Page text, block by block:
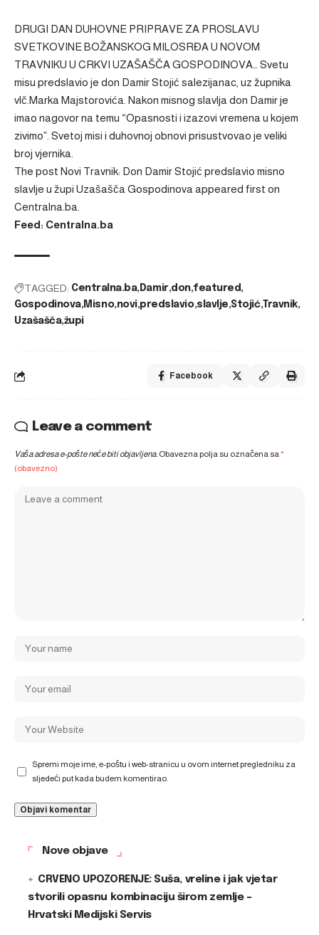
DRUGI DAN DUHOVNE PRIPRAVE ZA PROSLAVU
SVETKOVINE BOŽANSKOG MILOSRĐA U NOVOM
TRAVNIKU U CRKVI UZAŠAŠČA GOSPODINOVA… Svetu
misu predslavio je don Damir Stojić salezijanac, uz župnika
vlč.Marka Majstorovića. Nakon misnog slavlja don Damir je
imao nagovor na temu “Opasnosti i izazovi vremena u kojem
zivimo”. Svetoj misi i duhovnoj obnovi prisustvovao je veliki
broj vjernika.
The post Novi Travnik: Don Damir Stojić predslavio misno
slavlje u župi Uzašašča Gospodinova appeared first on
Centralna.ba
Feed: Centralna.ba
TAGGED: Centralna.ba Damir don featured
Gospodinova Misno novi predslavio slavlje Stojić Travnik
Uzašašča župi
Facebook
Leave a comment
Vaša adresa e-pošte neće biti objavljena. Obavezna polja su označena sa*
(obavezno)
Spremi moje ime, e-poštu i web-stranicu u ovom internet pregledniku za
sljedeći put kada budem komentirao.
Nove objave
CRVENO UPOZORENJE: Suša, vreline i jak vjetar
stvorili opasnu kombinaciju širom zemlje –
Hrvatski Medijski Servis